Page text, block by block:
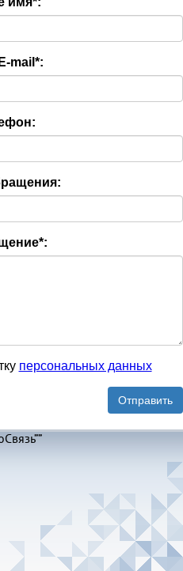
mail *:
*:
персональныx данных
Отправить